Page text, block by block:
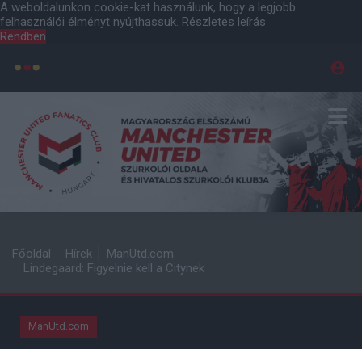
A weboldalunkon cookie-kat használunk, hogy a legjobb
felhasználói élményt nyújthassuk. Részletes leírás
Rendben
Főoldal Hírek
ManUtd.com
Lindegaard: Figyelnie kell a Citynek
ManUtd.com